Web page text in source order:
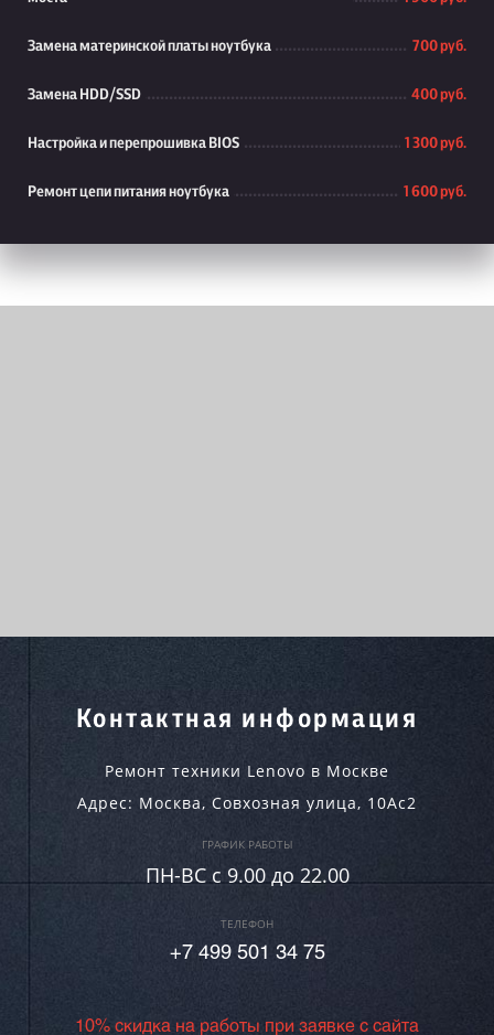
Замена материнской платы ноутбука 700 руб.
Замена HDD/SSD 400 руб.
Настройка и перепрошивка BIOS 1 300 руб.
Ремонт цепи питания ноутбука 1 600 руб.
Контактная информация
Ремонт техники Lenovo в Москве
Адрес: Москва, Совхозная улица, 10Ас2
ГРАФИК РАБОТЫ
ПН-ВC c 9.00 до 22.00
ТЕЛЕФОН
+7 499 501 34 75
10% скидка на работы при заявке с сайта